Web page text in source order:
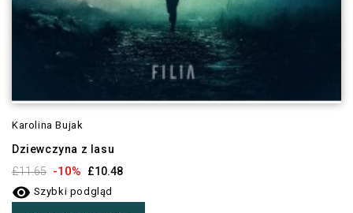
Karolina Bujak
Dziewczyna z lasu
£11.65 -10% £10.48
 Szybki podgląd